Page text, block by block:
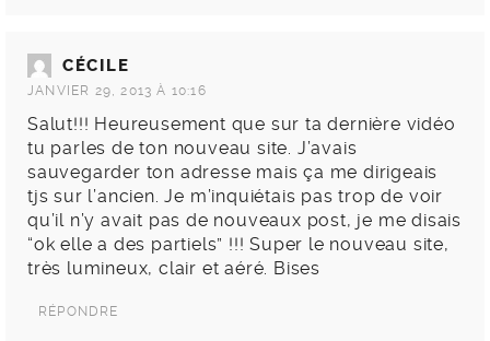
CÉCILE
JANVIER 29, 2013 À 10:16
Salut!!! Heureusement que sur ta dernière vidéo
tu parles de ton nouveau site. J’avais
sauvegarder ton adresse mais ça me dirigeais
tjs sur l’ancien. Je m’inquiétais pas trop de voir
qu’il n’y avait pas de nouveaux post, je me disais
“ok elle a des partiels” !!! Super le nouveau site,
très lumineux, clair et aéré. Bises
RÉPONDRE